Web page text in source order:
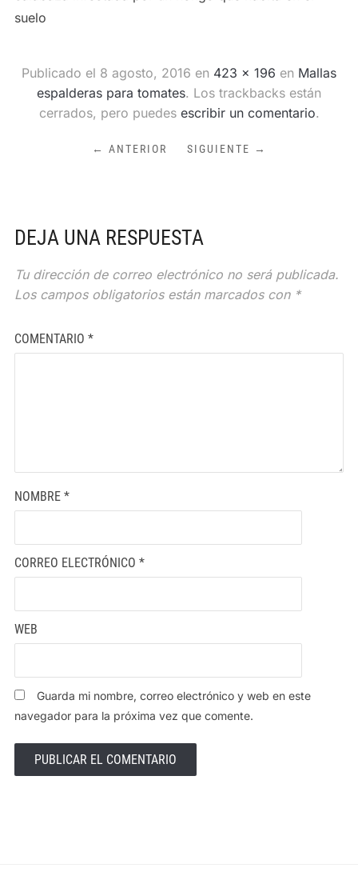
suelo
Publicado el 8 agosto, 2016 en 423 × 196 en Mallas
espalderas para tomates. Los trackbacks están
cerrados, pero puedes escribir un comentario.
← ANTERIOR SIGUIENTE →
DEJA UNA RESPUESTA
Tu dirección de correo electrónico no será publicada.
Los campos obligatorios están marcados con *
COMENTARIO *
NOMBRE *
CORREO ELECTRÓNICO *
WEB
Guarda mi nombre, correo electrónico y web en este
navegador para la próxima vez que comente.